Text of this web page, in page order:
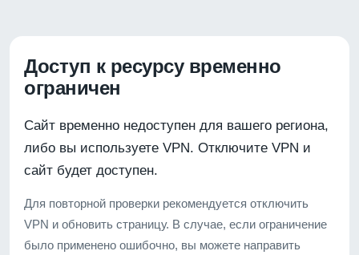
Доступ к ресурсу временно
ограничен
Сайт временно недоступен для вашего региона,
либо вы используете VPN. Отключите VPN и
сайт будет доступен.
Для повторной проверки рекомендуется отключить
VPN и обновить страницу. В случае, если ограничение
было применено ошибочно, вы можете направить